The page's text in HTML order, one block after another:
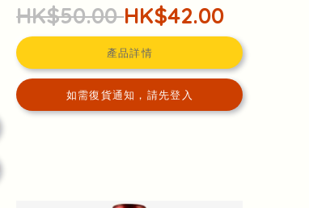
HK$50.00HK$42.00
產品詳情
如需復貨通知，請先登入